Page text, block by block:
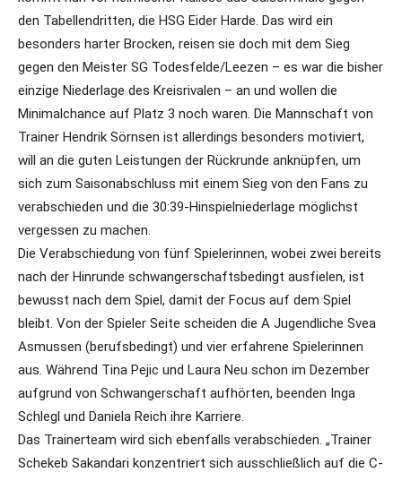
den Tabellendritten, die HSG Eider Harde. Das wird ein
besonders harter Brocken, reisen sie doch mit dem Sieg
gegen den Meister SG Todesfelde/Leezen – es war die bisher
einzige Niederlage des Kreisrivalen – an und wollen die
Minimalchance auf Platz 3 noch waren. Die Mannschaft von
Trainer Hendrik Sörnsen ist allerdings besonders motiviert,
will an die guten Leistungen der Rückrunde anknüpfen, um
sich zum Saisonabschluss mit einem Sieg von den Fans zu
verabschieden und die 30:39-Hinspielniederlage möglichst
vergessen zu machen.
Die Verabschiedung von fünf Spielerinnen, wobei zwei bereits
nach der Hinrunde schwangerschaftsbedingt ausfielen, ist
bewusst nach dem Spiel, damit der Focus auf dem Spiel
bleibt. Von der Spieler Seite scheiden die A Jugendliche Svea
Asmussen (berufsbedingt) und vier erfahrene Spielerinnen
aus. Während Tina Pejic und Laura Neu schon im Dezember
aufgrund von Schwangerschaft aufhörten, beenden Inga
Schlegl und Daniela Reich ihre Karriere.
Das Trainerteam wird sich ebenfalls verabschieden. „Trainer
Schekeb Sakandari konzentriert sich ausschließlich auf die C-